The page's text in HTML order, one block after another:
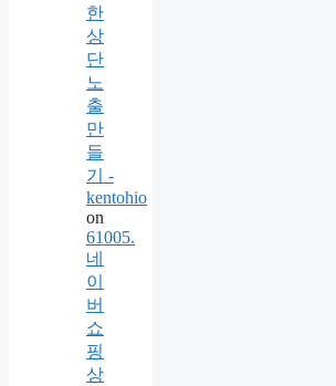
한
상
단
노
출
만
들
기 -
kentohio
on
61005.
네
이
버
쇼
핑
상